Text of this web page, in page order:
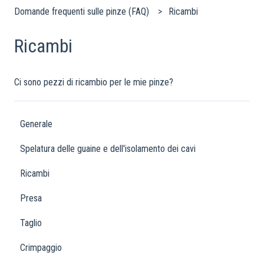
Domande frequenti sulle pinze (FAQ) Ricambi
Ricambi
Ci sono pezzi di ricambio per le mie pinze?
Generale
Spelatura delle guaine e dell'isolamento dei cavi
Ricambi
Presa
Taglio
Crimpaggio